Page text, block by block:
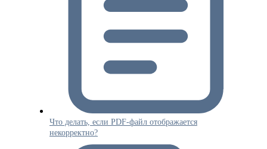
Что делать, если PDF-файл отображается
некорректно?